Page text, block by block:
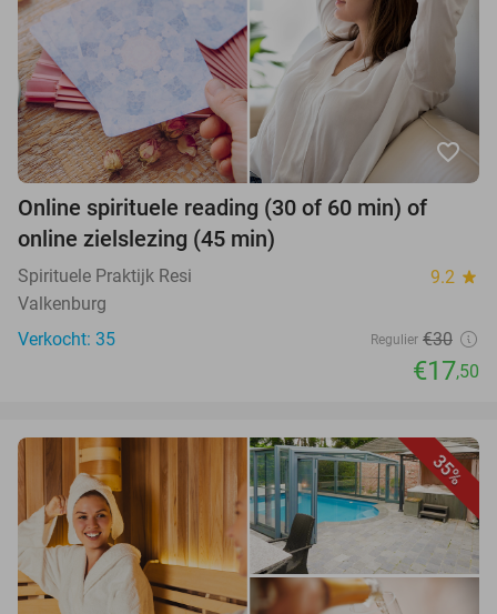
favorite_border
Online spirituele reading (30 of 60 min) of
online zielslezing (45 min)
Spirituele Praktijk Resi 9.2 star
Valkenburg
Verkocht: 35
Regulier €30
€17,50
35%